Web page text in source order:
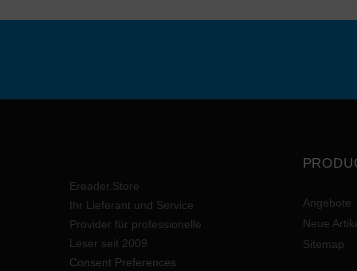
Ereader.Store
Ihr Lieferant und Service
Provider für professionelle
Leser seit 2009
Consent Preferences
Angebote
Neue
Sitemap